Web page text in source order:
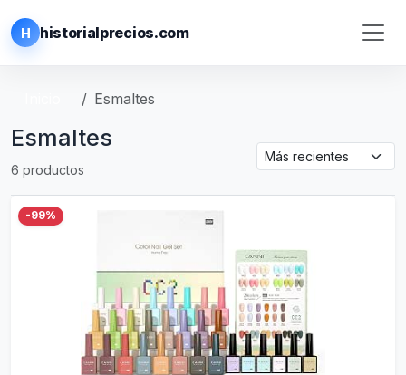
H historialprecios.com
Esmaltes
Esmaltes
6 productos
-99%